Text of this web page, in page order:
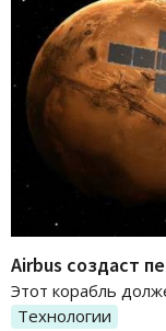
Airbus создаст
Этот корабль
Технологии